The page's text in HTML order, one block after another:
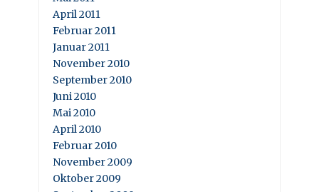
April 2011
Februar 2011
Januar 2011
November 2010
September 2010
Juni 2010
Mai 2010
April 2010
Februar 2010
November 2009
Oktober 2009